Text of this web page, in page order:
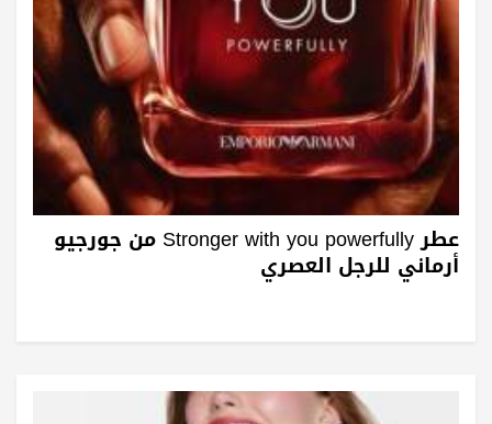
عطر Stronger with you powerfully من جورجيو
أرماني للرجل العصري